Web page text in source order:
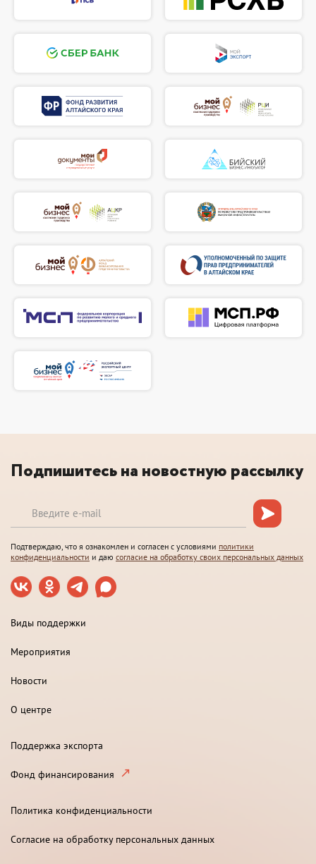
Подпишитесь на новостную рассылку
Подтверждаю, что я ознакомлен и согласен с условиями политики
конфиденциальности и даю согласие на обработку своих персональных данных
Виды поддержки
Мероприятия
Новости
О центре
Поддержка экспорта
Фонд финансирования
Политика конфиденциальности
Согласие на обработку персональных данных